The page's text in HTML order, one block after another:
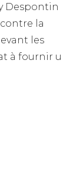
Despontin
la
les
à fournir u